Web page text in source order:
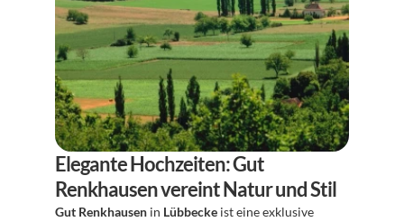
Elegante Hochzeiten: Gut
Renkhausen vereint Natur und Stil
Gut Renkhausen in Lübbecke